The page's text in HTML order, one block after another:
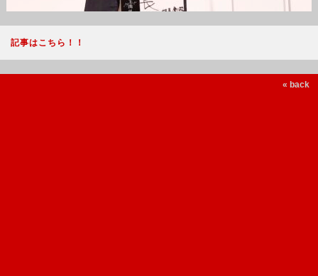
記事はこちら！！
« back